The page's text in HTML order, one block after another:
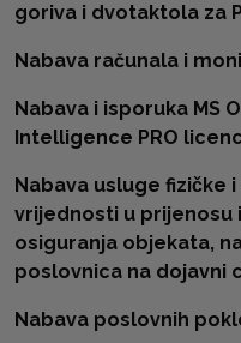
goriva i dvotaktola za
Nabava računala i
Nabava i isporuka MS
Intelligence PRO
Nabava usluge fizičke
vrijednosti u prijenosu
osiguranja objekata,
poslovnica na dojavni
Nabava poslovnih